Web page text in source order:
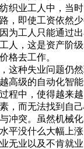
织业工人中，当
，即使工资依然
为工人只能通过
人，这是资产阶
格去工作。
这种失业问题仍
高级的自动化智
程中，使得越来
，而无法找到自
冲突。虽然机械
平没什么大幅上
无业以及不肯就